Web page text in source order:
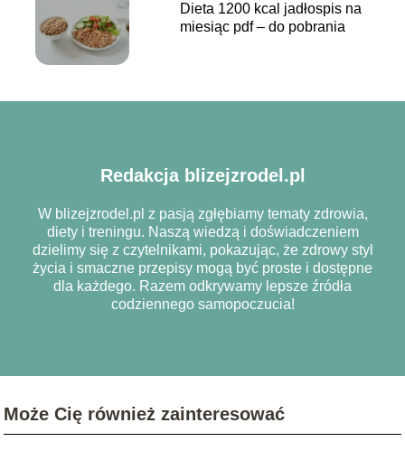
Dieta 1200 kcal jadłospis na
miesiąc pdf – do pobrania
Redakcja blizejzrodel.pl
W blizejzrodel.pl z pasją zgłębiamy tematy zdrowia,
diety i treningu. Naszą wiedzą i doświadczeniem
dzielimy się z czytelnikami, pokazując, że zdrowy styl
życia i smaczne przepisy mogą być proste i dostępne
dla każdego. Razem odkrywamy lepsze źródła
codziennego samopoczucia!
Może Cię również zainteresować